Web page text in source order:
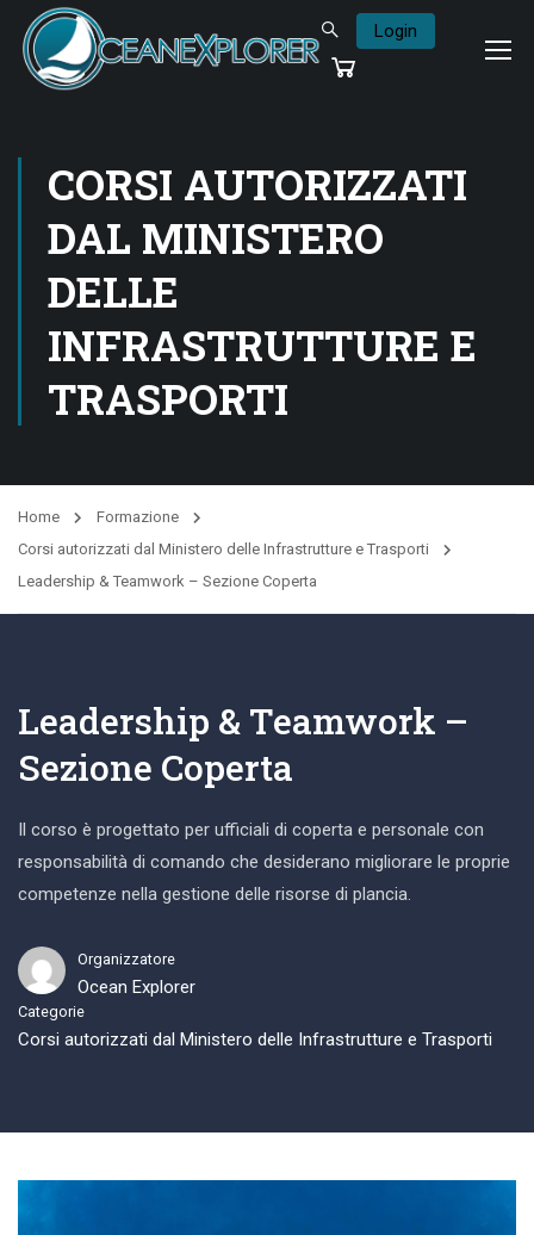
Login
CORSI AUTORIZZATI
DAL MINISTERO
DELLE
INFRASTRUTTURE E
TRASPORTI
Home
Formazione
Corsi autorizzati dal Ministero delle Infrastrutture e Trasporti
Leadership & Teamwork – Sezione Coperta
Leadership & Teamwork –
Sezione Coperta
Il corso è progettato per ufficiali di coperta e personale con
responsabilità di comando che desiderano migliorare le proprie
competenze nella gestione delle risorse di plancia.
Organizzatore
Ocean Explorer
Categorie
Corsi autorizzati dal Ministero delle Infrastrutture e Trasporti